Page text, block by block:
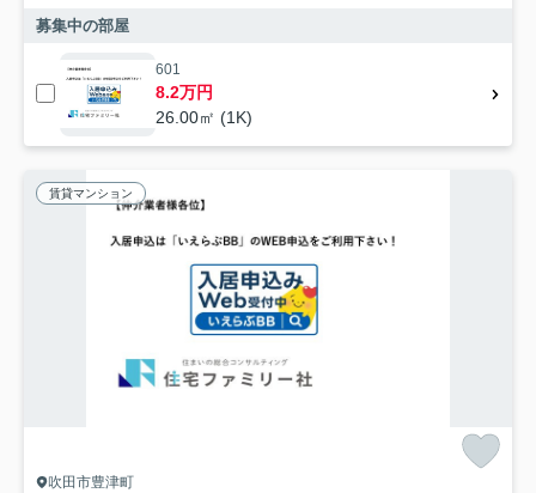
募集中の部屋
601
8.2万円
26.00㎡ (1K)
賃貸マンション
吹田市豊津町